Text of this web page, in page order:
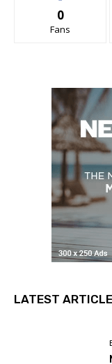
0
Fans
LATEST